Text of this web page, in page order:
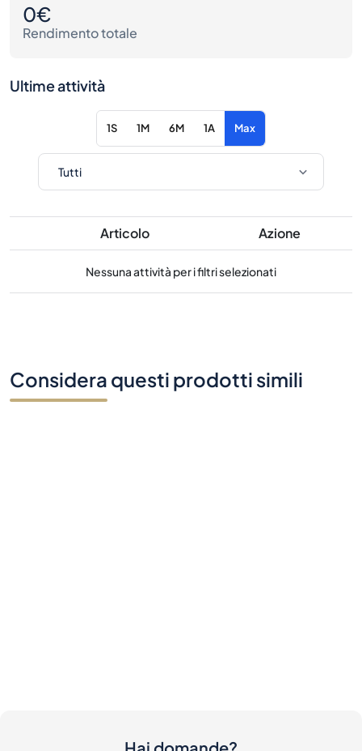
0€
Rendimento totale
Ultime attività
1S 1M 6M 1A Max
Articolo Azione
Nessuna attività per i filtri selezionati
Considera questi prodotti simili